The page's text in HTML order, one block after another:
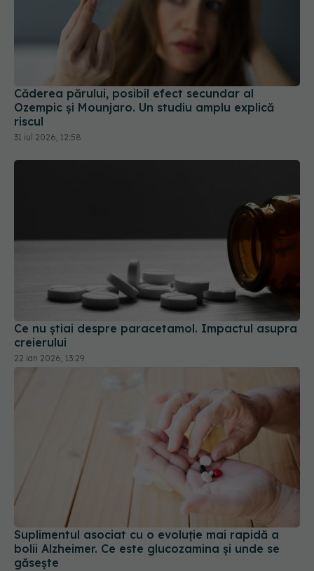
Căderea părului, posibil efect secundar al
Ozempic și Mounjaro. Un studiu amplu explică
riscul
31 iul 2026, 12:58
Ce nu știai despre paracetamol. Impactul asupra
creierului
22 ian 2026, 13:29
Suplimentul asociat cu o evoluție mai rapidă a
bolii Alzheimer. Ce este glucozamina și unde se
găsește